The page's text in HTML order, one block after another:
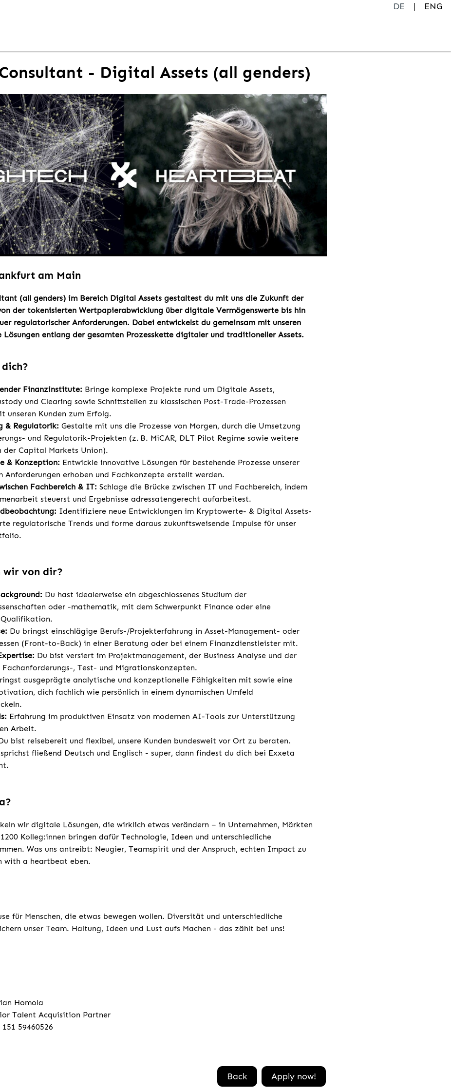
DE
ENG
- Digital Assets (all genders)
am Main
(all genders) im Bereich Digital Assets gestaltest du mit uns die Zukunft der
der tokenisierten Wertpapierabwicklung über digitale Vermögenswerte bis hin
regulatorischer Anforderungen. Dabei entwickelst du gemeinsam mit unseren
Lösungen entlang der gesamten Prozesskette digitaler und traditioneller Assets.
Finanzinstitute: Bringe komplexe Projekte rund um Digitale Assets,
und Clearing sowie Schnittstellen zu klassischen Post-Trade-Prozessen
unseren Kunden zum Erfolg.
& Regulatorik: Gestalte mit uns die Prozesse von Morgen, durch die Umsetzung
und Regulatorik-Projekten (z. B. MiCAR, DLT Pilot Regime sowie weitere
der Capital Markets Union).
& Konzeption: Entwickle innovative Lösungen für bestehende Prozesse unserer
Anforderungen erhoben und Fachkonzepte erstellt werden.
Fachbereich & IT: Schlage die Brücke zwischen IT und Fachbereich, indem
steuerst und Ergebnisse adressatengerecht aufarbeitest.
Identifiziere neue Entwicklungen im Kryptowerte- & Digital Assets-
regulatorische Trends und forme daraus zukunftsweisende Impulse für unser
wir von dir?
Du hast idealerweise ein abgeschlossenes Studium der
oder -mathematik, mit dem Schwerpunkt Finance oder eine
Du bringst einschlägige Berufs-/Projekterfahrung in Asset-Management- oder
(Front-to-Back) in einer Beratung oder bei einem Finanzdienstleister mit.
Du bist versiert im Projektmanagement, der Business Analyse und der
Fachanforderungs-, Test- und Migrationskonzepten.
ausgeprägte analytische und konzeptionelle Fähigkeiten mit sowie eine
dich fachlich wie persönlich in einem dynamischen Umfeld
Erfahrung im produktiven Einsatz von modernen AI-Tools zur Unterstützung
Arbeit.
bist reisebereit und flexibel, unsere Kunden bundesweit vor Ort zu beraten.
fließend Deutsch und Englisch - super, dann findest du dich bei Exxeta
wir digitale Lösungen, die wirklich etwas verändern – in Unternehmen, Märkten
Kolleg:innen bringen dafür Technologie, Ideen und unterschiedliche
Was uns antreibt: Neugier, Teamspirit und der Anspruch, echten Impact zu
with a heartbeat eben.
für Menschen, die etwas bewegen wollen. Diversität und unterschiedliche
unser Team. Haltung, Ideen und Lust aufs Machen - das zählt bei uns!
Homola
Talent Acquisition Partner
151 59460526
Back Apply now!